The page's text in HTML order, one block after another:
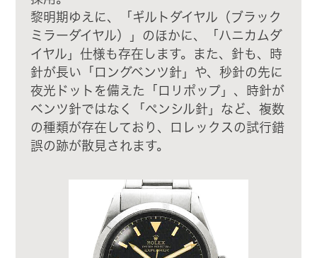
黎明期ゆえに、「ギルトダイヤル（ブラック
ミラーダイヤル）」のほかに、「ハニカムダ
イヤル」仕様も存在します。また、針も、時
針が長い「ロングベンツ針」や、秒針の先に
夜光ドットを備えた「ロリポップ」、時針が
ベンツ針ではなく「ペンシル針」など、複数
の種類が存在しており、ロレックスの試行錯
誤の跡が散見されます。